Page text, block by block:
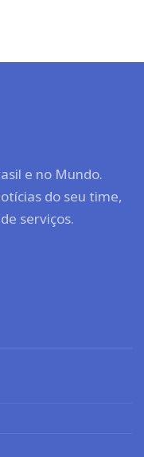
e no Mundo.
do seu time,
serviços.